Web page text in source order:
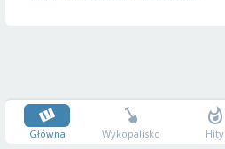
Główna Wykopalisko Hity